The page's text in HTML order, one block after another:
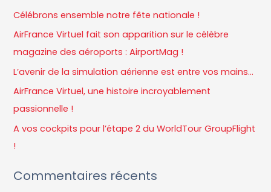
h
e
r
:
Célébrons ensemble notre fête nationale !
AirFrance Virtuel fait son apparition sur le célèbre
magazine des aéroports : AirportMag !
L’avenir de la simulation aérienne est entre vos mains…
AirFrance Virtuel, une histoire incroyablement
passionnelle !
A vos cockpits pour l’étape 2 du WorldTour GroupFlight
!
Commentaires récents